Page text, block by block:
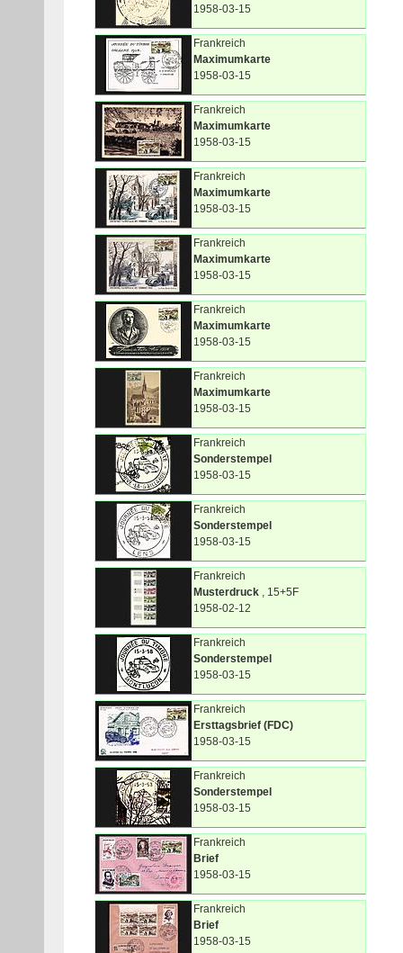
1958-03-15
Frankreich
Maximumkarte
1958-03-15
Frankreich
Maximumkarte
1958-03-15
Frankreich
Maximumkarte
1958-03-15
Frankreich
Maximumkarte
1958-03-15
Frankreich
Maximumkarte
1958-03-15
Frankreich
Maximumkarte
1958-03-15
Frankreich
Sonderstempel
1958-03-15
Frankreich
Sonderstempel
1958-03-15
Frankreich
Musterdruck , 15+5F
1958-02-12
Frankreich
Sonderstempel
1958-03-15
Frankreich
Ersttagsbrief (FDC)
1958-03-15
Frankreich
Sonderstempel
1958-03-15
Frankreich
Brief
1958-03-15
Frankreich
Brief
1958-03-15